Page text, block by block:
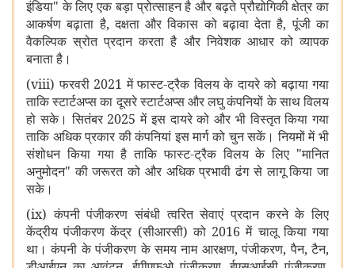
इंडिया" के लिए एक बड़ा प्रोत्साहन है और बढ़ते प्रौद्योगिकी क्षेत्र का
आकर्षण बढ़ाता है, दक्षता और विकास को बढ़ावा देता है, पूंजी का
वैकल्पिक स्रोत प्रदान करता है और निवेशक आधार को व्यापक
बनाता है।
(viii) फरवरी 2021 में फास्ट-ट्रैक विलय के दायरे को बढ़ाया गया
ताकि स्टार्टअप्स का दूसरे स्टार्टअप्स और लघु कंपनियों के साथ विलय
हो सके। सितंबर 2025 में इस दायरे को और भी विस्तृत किया गया
ताकि अधिक प्रकार की कंपनियां इस मार्ग को चुन सकें। नियमों में भी
संशोधन किया गया है ताकि फास्ट-ट्रैक विलय के लिए "मानित
अनुमोदन" की जरूरत को और अधिक प्रभावी ढंग से लागू किया जा
सके।
(ix) कंपनी पंजीकरण संबंधी त्वरित सेवाएं प्रदान करने के लिए
केंद्रीय पंजीकरण केंद्र (सीआरसी) को 2016 में चालू किया गया
था। कंपनी के पंजीकरण के समय नाम आरक्षण, पंजीकरण, पैन, टैन,